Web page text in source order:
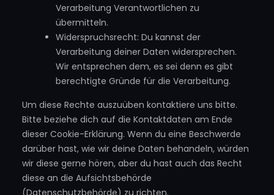
Verarbeitung Verantwortlichen zu
übermitteln.
Widerspruchsrecht: Du kannst der
Verarbeitung deiner Daten widersprechen.
Wir entsprechen dem, es sei denn es gibt
berechtigte Gründe für die Verarbeitung.
Um diese Rechte auszuüben kontaktiere uns bitte.
Bitte beziehe dich auf die Kontaktdaten am Ende
dieser Cookie-Erklärung. Wenn du eine Beschwerde
darüber hast, wie wir deine Daten behandeln, würden
wir diese gerne hören, aber du hast auch das Recht
diese an die Aufsichtsbehörde
(Datenschutzbehörde) zu richten.